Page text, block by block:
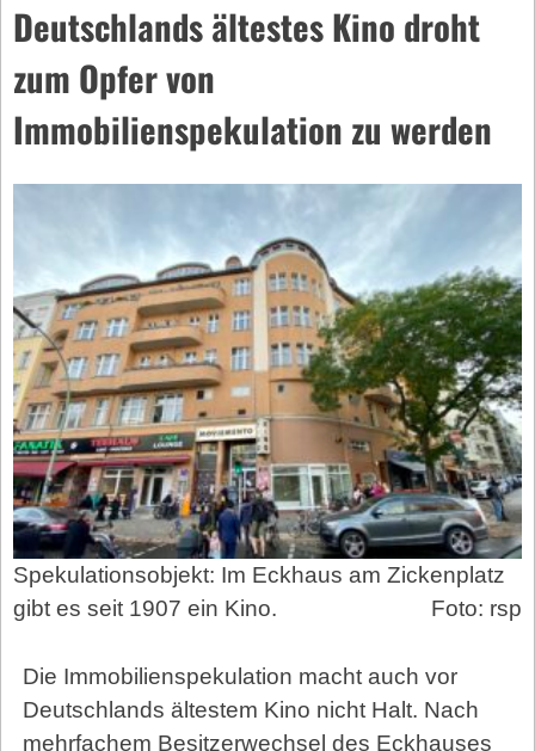
Deutschlands ältestes Kino droht
zum Opfer von
Immobilienspekulation zu werden
Spekulationsobjekt: Im Eckhaus am Zickenplatz
gibt es seit 1907 ein Kino.
Foto: rsp
Die Immobilienspekulation macht auch vor
Deutschlands ältestem Kino nicht Halt. Nach
mehrfachem Besitzerwechsel des Eckhauses